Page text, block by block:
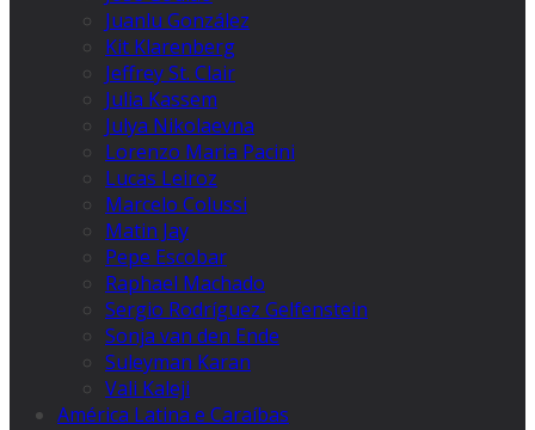
Juanlu González
Kit Klarenberg
Jeffrey St. Clair
Julia Kassem
Julya Nikolaevna
Lorenzo Maria Pacini
Lucas Leiroz
Marcelo Colussi
Matin Jay
Pepe Escobar
Raphael Machado
Sergio Rodríguez Gelfenstein
Sonja van den Ende
Suleyman Karan
Vali Kaleji
América Latina e Caraíbas